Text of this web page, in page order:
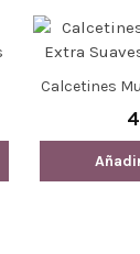
Calcetines
Suaves